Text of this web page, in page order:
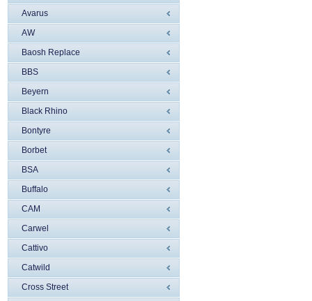
Avarus
AW
Baosh Replace
BBS
Beyern
Black Rhino
Bontyre
Borbet
BSA
Buffalo
CAM
Carwel
Cattivo
Catwild
Cross Street